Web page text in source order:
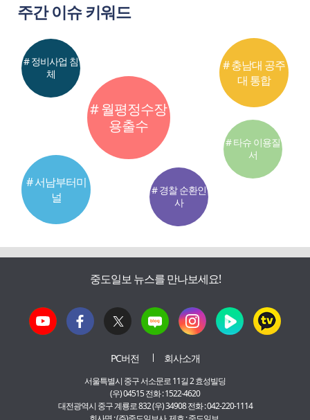
주간 이슈 키워드
# 월평정수장
용출수
# 서남부터미
널
# 충남대 공주
대 통합
# 정비사업 침
체
# 경찰 순환인
사
# 타슈 이용질
서
중도일보 뉴스를 만나보세요!
PC버전 회사소개
서울특별시 중구 서소문로 11길 2 효성빌딩
(우) 04515 전화 : 1522-4620
대전광역시 중구 계룡로 832 (우) 34908 전화 : 042-220-1114